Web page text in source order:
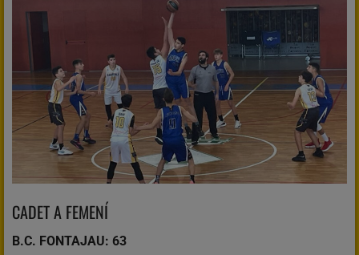
CADET A FEMENÍ
B.C. FONTAJAU: 63